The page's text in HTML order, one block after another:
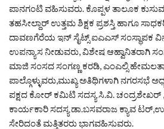
ಪಾನಗಂಟಿ ವಹಿಸುವರು. ಕೊಪ್ಪಳ ತಾಲೂಕ
ತಹಸೀಲ್ದಾರ್ ಉತ್ತಮ ಶಿಕ್ಷಕ ಪ್ರಶಸ್ತಿ ಹಾಗೂ
ದಾವಣಗೆರೆಯ ಇನ್ ಸೈಟ್ಸ್ ಐಎಎಸ್ ಸಂಸ್ಥಾಪಕ
ಉಪನ್ಯಾಸ ನೀಡುವರು, ವಿಶೇಷ ಆಹ್ವಾನಿತರಾಗಿ
ಮಾಜಿ ಸಂಸದ ಸಂಗಣ್ಣ ಕರಡಿ, ಎಂಎಲ್ಸಿ
ಪಾಲ್ಗೊಳ್ಳುವರು,ಮುಖ್ಯ ಅತಿಥಿಗಳಾಗಿ ನಗರಸಭೆ
ಪಕ್ಷದ ಕೋರ್ ಕಮಿಟಿ ಸದಸ್ಯ ಸಿ.ವಿ. ಚಂದ್ರಶೇಖರ್
ಕಾರ್ಯಕಾರಿ ಸದಸ್ಯ ಡಾ.ಬಸವರಾಜ ಕ್ಯಾವ
ಸೇರಿದಂತೆ ಮತ್ತಿತರರು ಭಾಗವಹಿಸುವರು.